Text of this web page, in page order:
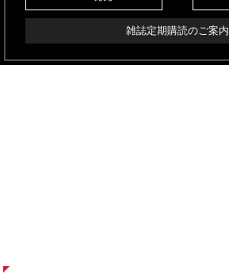
雑誌定期購読のご案内